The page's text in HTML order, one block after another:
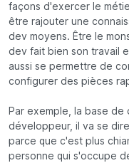
façons d'exercer le
être rajouter une
dev moyens. Être le
dev fait bien son travail
aussi se permettre de
configurer des pièces
Par exemple, la base
développeur, il va se
parce que c'est plus
personne qui s'occupe